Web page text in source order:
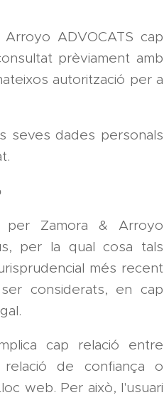
ADVOCATS cap
prèviament amb
autorització per a
seves dades personals
per Zamora & Arroyo
per la qual cosa tals
més recent
considerats, en cap
cap relació entre
de confiança o
web. Per això, l'usuari